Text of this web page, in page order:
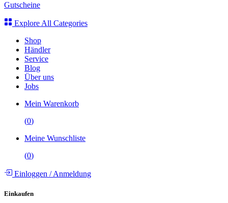
Gutscheine
Explore All Categories
Shop
Händler
Service
Blog
Über uns
Jobs
Mein Warenkorb
(0)
Meine Wunschliste
(0)
Einloggen /Anmeldung
Einkaufen